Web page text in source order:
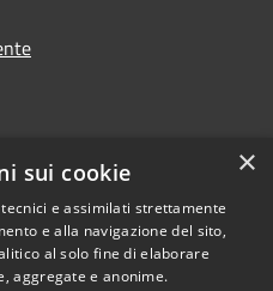
Copyright © 2026 • Città di
×
sui cookie
e assimilati strettamente
e alla navigazione del sito,
al solo fine di elaborare
aggregate e anonime.